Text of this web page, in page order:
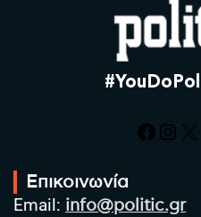
X
Επικοινωνία
Email: info@politic.gr